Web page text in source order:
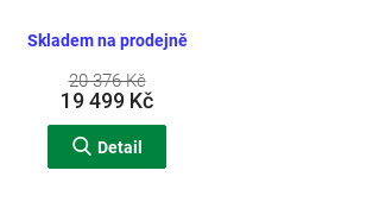
Skladem na prodejně
20 376 Kč
19 499 Kč
Detail